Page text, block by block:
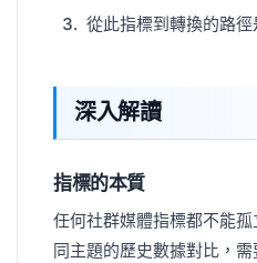
從此指標到轉換的路
深入解讀
指標的本質
任何社群媒體指標都不能
同主題的歷史數據對比，